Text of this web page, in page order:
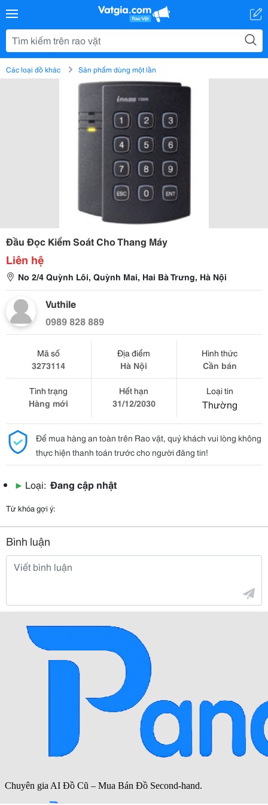
Các loại đồ khác Sản phẩm dùng một lần
Đầu Đọc Kiểm Soát Cho Thang Máy
Liên hệ
No 2/4 Quỳnh Lôi, Quỳnh Mai, Hai Bà Trưng, Hà Nội
Vuthile
0989 828 889
Mã số
3273114
Địa điểm
Hà Nội
Hình thức
Cần bán
Tình trạng
Hàng mới
Hết hạn
31/12/2030
Loại tin
Thường
Để mua hàng an toàn trên Rao vặt, quý khách vui lòng không
thực hiện thanh toán trước cho người đăng tin!
▶ Loại: Đang cập nhật
Từ khóa gợi ý:
Bình luận